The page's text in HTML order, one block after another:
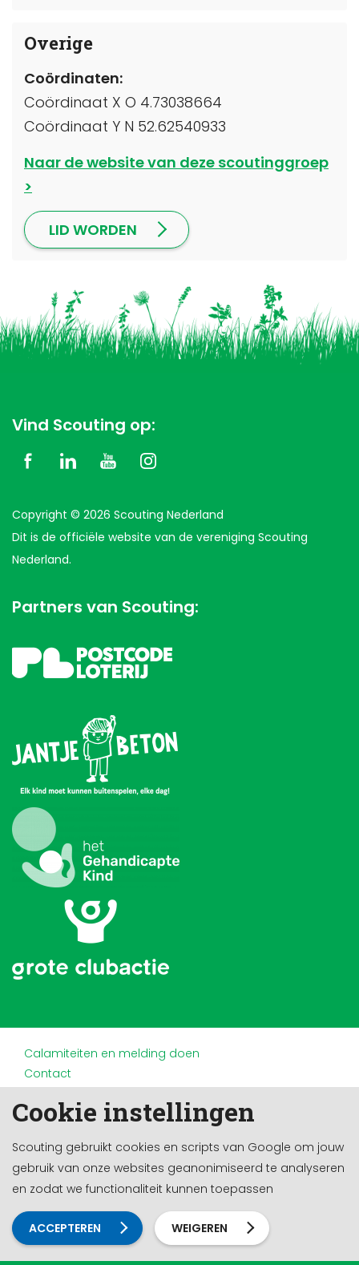
Cookie instellingen
Scouting gebruikt cookies en scripts van Google om jouw
gebruik van onze websites geanonimiseerd te analyseren
en zodat we functionaliteit kunnen toepassen
ACCEPTEREN WEIGEREN
Overige
Coördinaten:
Coördinaat X O 4.73038664
Coördinaat Y N 52.62540933
Naar de website van deze scoutinggroep
LID WORDEN
Vind Scouting op:
Copyright © 2026 Scouting Nederland
Dit is de officiële website van de vereniging Scouting
Nederland.
Partners van Scouting:
Calamiteiten en melding doen
Contact
Doneren en nalaten
Privacy
Werken bij
Cookie-instellingen
Ontwikkeld door a&m impact